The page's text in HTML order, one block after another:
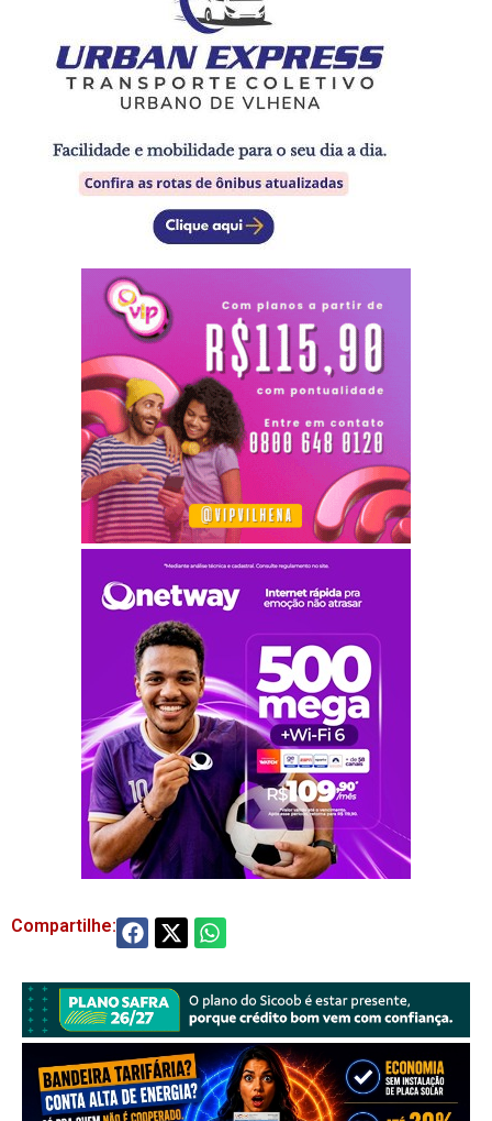
Compartilhe: